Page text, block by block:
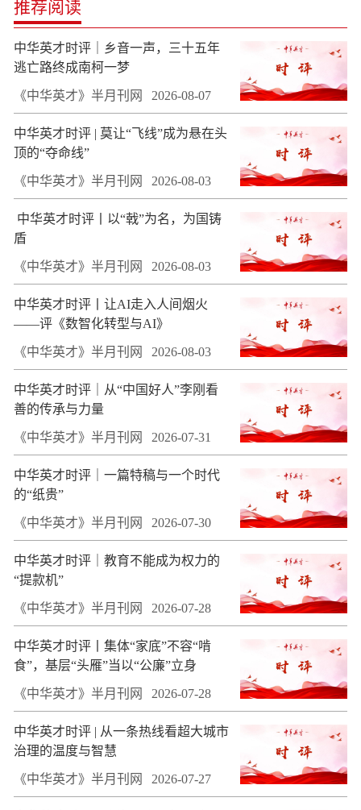
推荐阅读
中华英才时评｜乡音一声，三十五年
逃亡路终成南柯一梦
《中华英才》半月刊网 2026-08-07
中华英才时评 | 莫让“飞线”成为悬在头
顶的“夺命线”
《中华英才》半月刊网 2026-08-03
​ 中华英才时评丨以“戟”为名，为国铸
盾
《中华英才》半月刊网 2026-08-03
中华英才时评丨让AI走入人间烟火
——评《数智化转型与AI》
《中华英才》半月刊网 2026-08-03
中华英才时评｜从“中国好人”李刚看
善的传承与力量
《中华英才》半月刊网 2026-07-31
中华英才时评｜一篇特稿与一个时代
的“纸贵”
《中华英才》半月刊网 2026-07-30
中华英才时评｜教育不能成为权力的
“提款机”
《中华英才》半月刊网 2026-07-28
中华英才时评丨集体“家底”不容“啃
食”，基层“头雁”当以“公廉”立身
《中华英才》半月刊网 2026-07-28
中华英才时评 | 从一条热线看超大城市
治理的温度与智慧
《中华英才》半月刊网 2026-07-27